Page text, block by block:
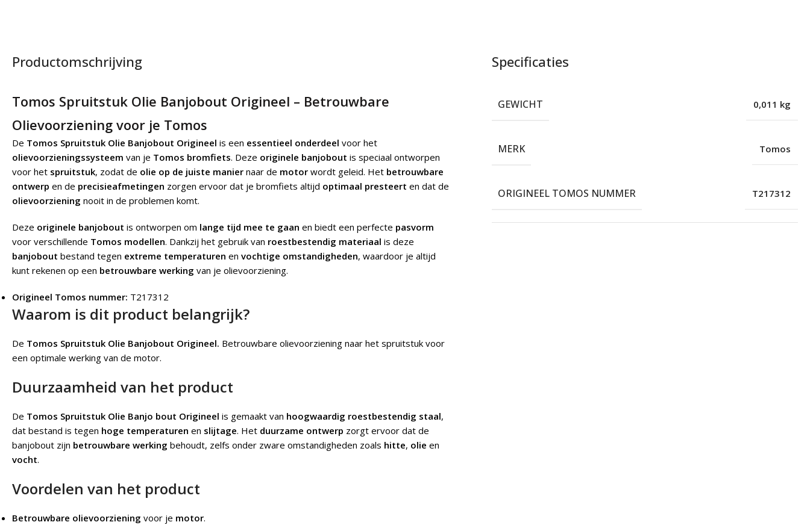
Productomschrijving
Tomos Spruitstuk Olie Banjobout Origineel – Betrouwbare
Olievoorziening voor je Tomos
De Tomos Spruitstuk Olie Banjobout Origineel is een essentieel onderdeel voor het
olievoorzieningssysteem van je Tomos bromfiets. Deze originele banjobout is speciaal ontworpen
voor het spruitstuk, zodat de olie op de juiste manier naar de motor wordt geleid. Het betrouwbare
ontwerp en de precisieafmetingen zorgen ervoor dat je bromfiets altijd optimaal presteert en dat de
olievoorziening nooit in de problemen komt.
Deze originele banjobout is ontworpen om lange tijd mee te gaan en biedt een perfecte pasvorm
voor verschillende Tomos modellen. Dankzij het gebruik van roestbestendig materiaal is deze
banjobout bestand tegen extreme temperaturen en vochtige omstandigheden, waardoor je altijd
kunt rekenen op een betrouwbare werking van je olievoorziening.
Origineel Tomos nummer: T217312
Waarom is dit product belangrijk?
De Tomos Spruitstuk Olie Banjobout Origineel. Betrouwbare olievoorziening naar het spruitstuk voor
een optimale werking van de motor.
Duurzaamheid van het product
De Tomos Spruitstuk Olie Banjo bout Origineel is gemaakt van hoogwaardig roestbestendig staal,
dat bestand is tegen hoge temperaturen en slijtage. Het duurzame ontwerp zorgt ervoor dat de
banjobout zijn betrouwbare werking behoudt, zelfs onder zware omstandigheden zoals hitte, olie en
vocht.
Voordelen van het product
Betrouwbare olievoorziening voor je motor.
Specificaties
GEWICHT 0,011 kg
MERK Tomos
ORIGINEEL TOMOS NUMMER T217312